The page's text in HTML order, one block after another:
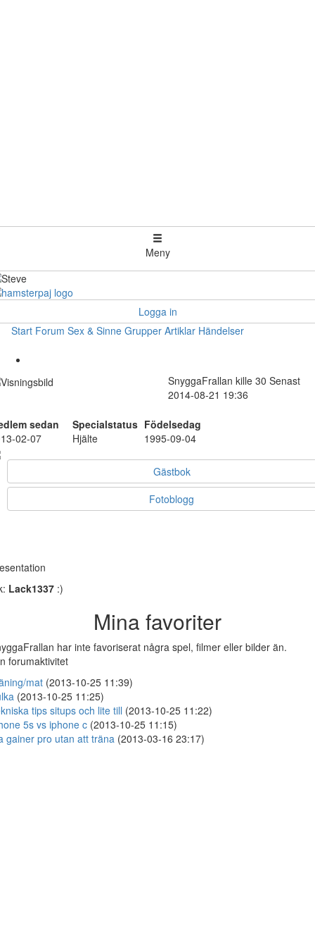
Meny
Logga in
Start Forum Sex & Sinne Grupper Artiklar Händelser
SnyggaFrallan kille 30 Senast
2014-08-21 19:36
sedan Specialstatus Födelsedag
02-07
Hjälte 1995-09-04
Gästbok
Fotoblogg
Lack1337 :)
Mina favoriter
har inte favoriserat några spel, filmer eller bilder än.
forumaktivitet
mat (2013-10-25 11:39)
(2013-10-25 11:25)
tips situps och lite till (2013-10-25 11:22)
5s vs iphone c (2013-10-25 11:15)
gainer pro utan att träna (2013-03-16 23:17)